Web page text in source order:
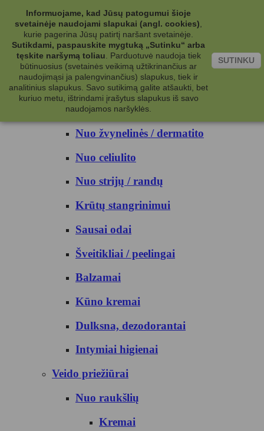
Kategorijos
Kosmetika
Kūno priežiūrai
Nuo prakaito
Kūno prausikliai
Nuo žvynelinės / dermatito
Nuo celiulito
Nuo strijų / randų
Krūtų stangrinimui
Sausai odai
Šveitikliai / peelingai
Balzamai
Kūno kremai
Dulksna, dezodorantai
Intymiai higienai
Veido priežiūrai
Nuo raukšlių
Kremai
Informuojame, kad Jūsų patogumui šioje
svetainėje naudojami slapukai (angl. cookies)
kurie pagerina Jūsų patirtį naršant svetainėje.
Sutikdami, paspauskite mygtuką „Sutinku“ arba
tęskite naršymą toliau
Parduotuvė naudoja tiek
būtinuosius (svetainės veikimą užtikrinančius ar
naudojimąsi ja palengvinančius) slapukus, tiek ir
analitinius slapukus. Savo sutikimą galite atšaukti, bet
kuriuo metu, ištrindami įrašytus slapukus iš savo
naudojamos naršyklės.
SUTINKU